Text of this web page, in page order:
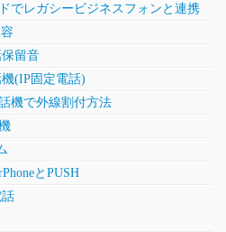
でレガシービジネスフォンと連携
留音
(IP固定電話)
機で外線割付方法
とPUSH